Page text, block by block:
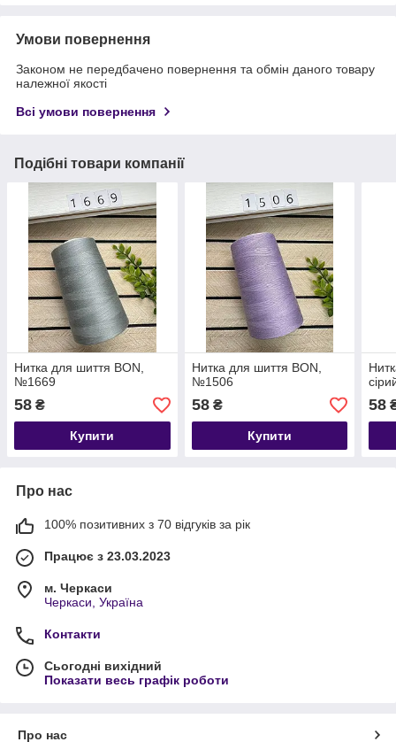
Умови повернення
Законом не передбачено повернення та обмін даного товару
належної якості
Всі умови повернення
Подібні товари компанії
Нитка для шиття BON,
№1669
58 ₴
Купити
Нитка для шиття BON,
№1506
58₴
Купити
58
Про нас
100% позитивних з 70 відгуків за рік
Працює з 23.03.2023
м. Черкаси
Черкаси, Україна
Контакти
Сьогодні вихідний
Показати весь графік роботи
Про нас